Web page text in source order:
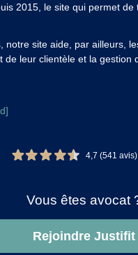
2015, le site qui permet de
notre site aide, par ailleurs,
de leur clientèle et la gestion
4,7 (541 avis)
Vous êtes avocat
Rejoindre Justifit